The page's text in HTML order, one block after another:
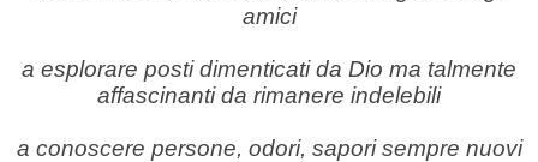
amici
a esplorare posti dimenticati da Dio ma talmente
affascinanti da rimanere indelebili
a conoscere persone, odori, sapori sempre nuovi